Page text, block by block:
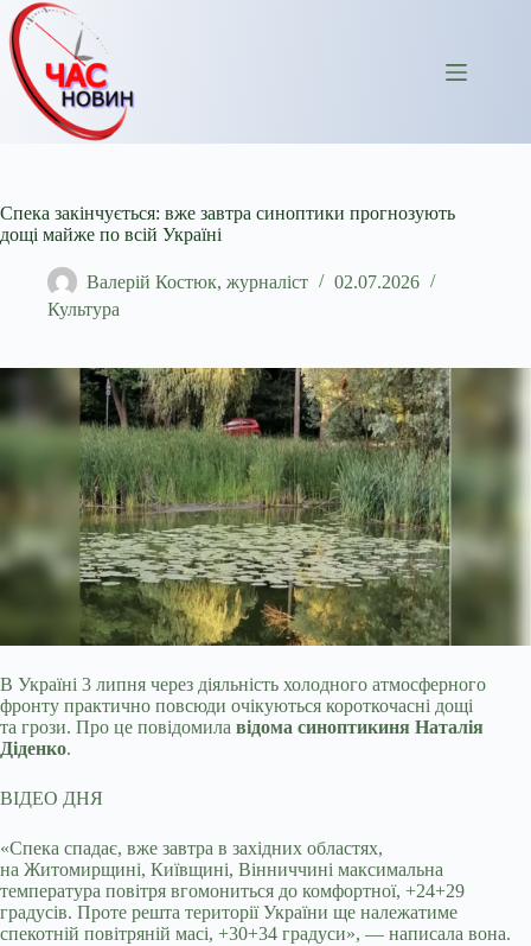
Перейти
до
вмісту
Спека закінчується: вже завтра синоптики прогнозують
дощі майже по всій Україні
Валерій Костюк, журналіст
02.07.2026
Культура
В Україні 3 липня через діяльність холодного атмосферного
фронту практично повсюди очікуються короткочасні дощі
та грози. Про це повідомила відома синоптикиня Наталія
Діденко.
ВІДЕО ДНЯ
«Спека спадає, вже завтра в західних областях,
на Житомирщині, Київщині, Вінниччині максимальна
температура повітря вгомониться до комфортної, +24+29
градусів. Проте решта території України ще належатиме
спекотній повітряній масі, +30+34 градуси», — написала вона.